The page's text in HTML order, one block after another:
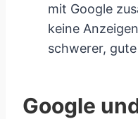
mit Google
keine
schwerer,
Google